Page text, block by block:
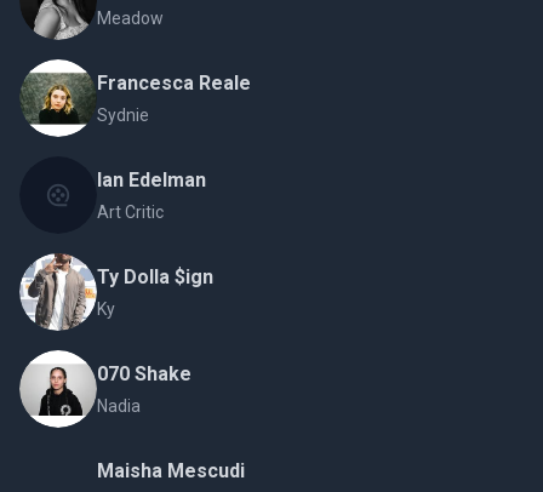
Meadow
Francesca Reale
Sydnie
Ian Edelman
Art Critic
Ty Dolla $ign
Ky
070 Shake
Nadia
Maisha Mescudi